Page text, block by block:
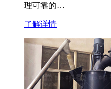
理可靠的…
了解详情